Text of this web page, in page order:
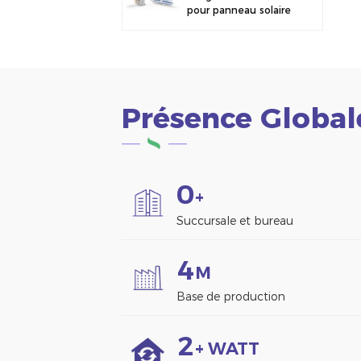
pour panneau solaire
Présence
0+
Succursale et bureau
4M
Base de production
2+ WATT